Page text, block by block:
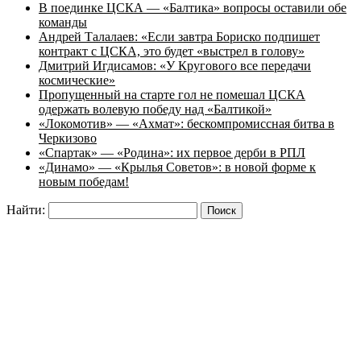
В поединке ЦСКА — «Балтика» вопросы оставили обе
команды
Андрей Талалаев: «Если завтра Бориско подпишет
контракт с ЦСКА, это будет «выстрел в голову»
Дмитрий Игдисамов: «У Кругового все передачи
космические»
Пропущенный на старте гол не помешал ЦСКА
одержать волевую победу над «Балтикой»
«Локомотив» — «Ахмат»: бескомпромиссная битва в
Черкизово
«Спартак» — «Родина»: их первое дерби в РПЛ
«Динамо» — «Крылья Советов»: в новой форме к
новым победам!
Найти: